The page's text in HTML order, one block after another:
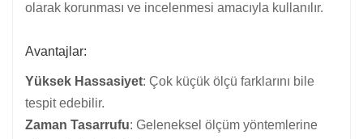
olarak korunması ve incelenmesi amacıyla kullanılır.
Avantajlar:
Yüksek Hassasiyet: Çok küçük ölçü farklarını bile
tespit edebilir.
Zaman Tasarrufu: Geleneksel ölçüm yöntemlerine